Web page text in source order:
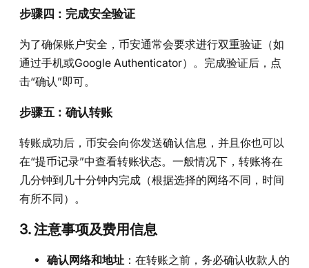
步骤四：完成安全验证
为了确保账户安全，币安通常会要求进行双重验证（如
通过手机或Google Authenticator）。完成验证后，点
击“确认”即可。
步骤五：确认转账
转账成功后，币安会向你发送确认信息，并且你也可以
在“提币记录”中查看转账状态。一般情况下，转账将在
几分钟到几十分钟内完成（根据选择的网络不同，时间
有所不同）。
3.注意事项及费用信息
确认网络和地址 ：在转账之前，务必确认收款人的